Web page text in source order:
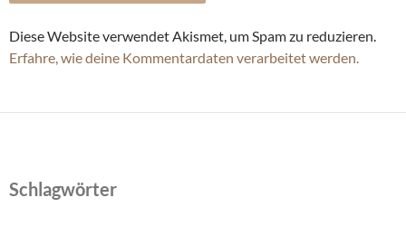
Diese Website verwendet Akismet, um Spam zu reduzieren.
Erfahre, wie deine Kommentardaten verarbeitet werden.
Schlagwörter